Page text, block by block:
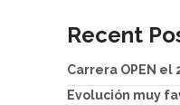
Recent
Carrera OPEN
Evolución muy